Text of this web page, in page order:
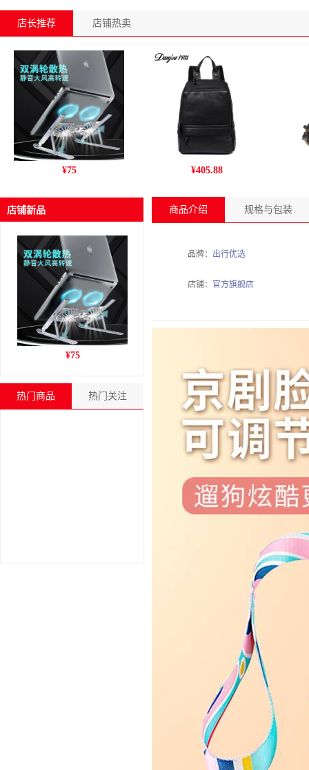
店长推荐 店铺热卖
跨境新款C9pro笔记本电脑
¥75
丹爵(DANJUE)新款男包 商
¥405.88
店铺新品
跨境新款C9pro笔记本电脑
¥75
热门商品 热门关注
商品介绍 规格与包装
品牌： 出行优选
店铺： 官方旗舰店